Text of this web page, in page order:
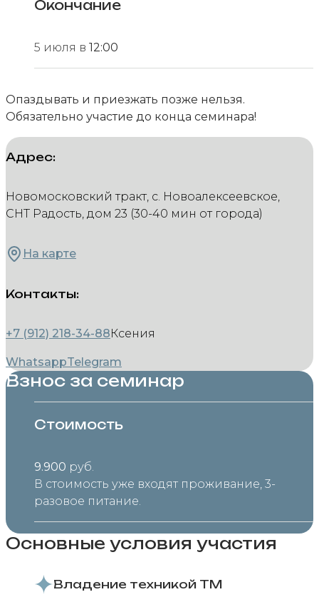
Окончание
5 июля в 12:00
Опаздывать и приезжать позже нельзя.
Обязательно участие до конца семинара!
Контакты:
+7 (912) 218-34-88Ксения
WhatsappTelegram
Адрес:
Новомосковский тракт, с. Новоалексеевское,
СНТ Радость, дом 23 (30-40 мин от города)
На карте
Взнос за семинар
Стоимость
9.900 руб.
В стоимость уже входят проживание, 3-
разовое питание.
Основные условия участия
Владение техникой ТМ